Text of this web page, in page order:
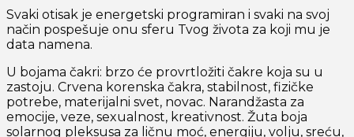
Svaki otisak je energetski programiran i svaki na svoj
način pospešuje onu sferu Tvog života za koji mu je
data namena.
U bojama čakri: brzo će provrtložiti čakre koja su u
zastoju. Crvena korenska čakra, stabilnost, fizičke
potrebe, materijalni svet, novac. Narandžasta za
emocije, veze, sexualnost, kreativnost. Žuta boja
solarnog pleksusa za ličnu moć, energiju, volju, sreću,